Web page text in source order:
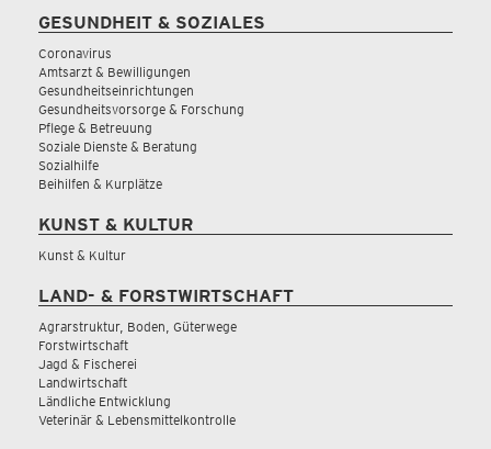
GESUNDHEIT & SOZIALES
Coronavirus
Amtsarzt & Bewilligungen
Gesundheitseinrichtungen
Gesundheitsvorsorge & Forschung
Pflege & Betreuung
Soziale Dienste & Beratung
Sozialhilfe
Beihilfen & Kurplätze
KUNST & KULTUR
Kunst & Kultur
LAND- & FORSTWIRTSCHAFT
Agrarstruktur, Boden, Güterwege
Forstwirtschaft
Jagd & Fischerei
Landwirtschaft
Ländliche Entwicklung
Veterinär & Lebensmittelkontrolle